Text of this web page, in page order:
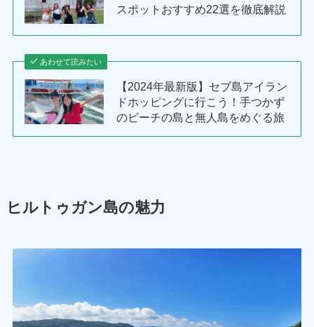
スポットおすすめ22選を徹底解説
あわせて読みたい
【2024年最新版】セブ島アイラン
ドホッピングに行こう！手つかず
のビーチの島と無人島をめぐる旅
ヒルトゥガン島の魅力